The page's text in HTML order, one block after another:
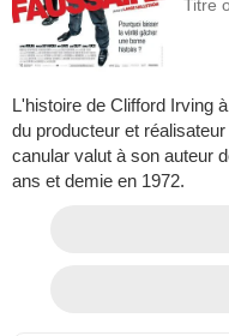
Titre
L'histoire de Clifford Irving
du producteur et
canular valut à son auteur
ans et demie en 1972.